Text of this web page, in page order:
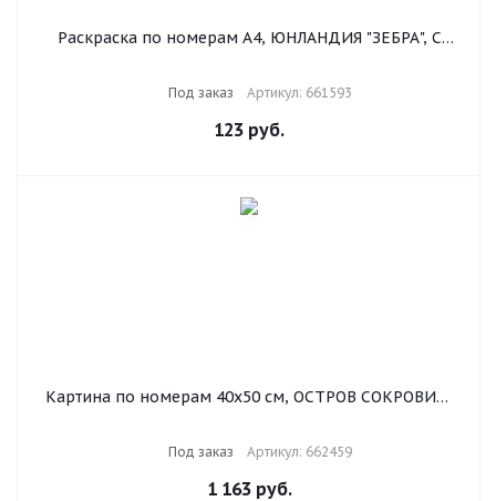
Раскраска по номерам А4, ЮНЛАНДИЯ "ЗЕБРА", С
Под заказ Артикул: 661593
123 руб.
Картина по номерам 40х50 см, ОСТРОВ СОКРОВИЩ
краски, 3 кисти, 662459
Под заказ Артикул: 662459
1 163руб.